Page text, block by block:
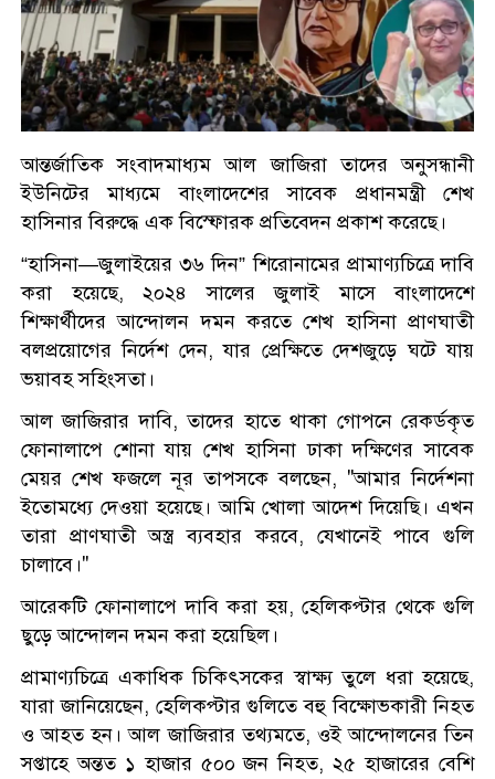
আন্তর্জাতিক সংবাদমাধ্যম আল জাজিরা তাদের অনুসন্ধানী
ইউনিটের মাধ্যমে বাংলাদেশের সাবেক প্রধানমন্ত্রী শেখ
হাসিনার বিরুদ্ধে এক বিস্ফোরক প্রতিবেদন প্রকাশ করেছে।
“হাসিনা—জুলাইয়ের ৩৬ দিন” শিরোনামের প্রামাণ্যচিত্রে দাবি
করা হয়েছে, ২০২৪ সালের জুলাই মাসে বাংলাদেশে
শিক্ষার্থীদের আন্দোলন দমন করতে শেখ হাসিনা প্রাণঘাতী
বলপ্রয়োগের নির্দেশ দেন, যার প্রেক্ষিতে দেশজুড়ে ঘটে যায়
ভয়াবহ সহিংসতা।
আল জাজিরার দাবি, তাদের হাতে থাকা গোপনে রেকর্ডকৃত
ফোনালাপে শোনা যায় শেখ হাসিনা ঢাকা দক্ষিণের সাবেক
মেয়র শেখ ফজলে নূর তাপসকে বলছেন, "আমার নির্দেশনা
ইতোমধ্যে দেওয়া হয়েছে। আমি খোলা আদেশ দিয়েছি। এখন
তারা প্রাণঘাতী অস্ত্র ব্যবহার করবে, যেখানেই পাবে গুলি
চালাবে।"
আরেকটি ফোনালাপে দাবি করা হয়, হেলিকপ্টার থেকে গুলি
ছুড়ে আন্দোলন দমন করা হয়েছিল।
প্রামাণ্যচিত্রে একাধিক চিকিৎসকের স্বাক্ষ্য তুলে ধরা হয়েছে,
যারা জানিয়েছেন, হেলিকপ্টার গুলিতে বহু বিক্ষোভকারী নিহত
ও আহত হন। আল জাজিরার তথ্যমতে, ওই আন্দোলনের তিন
সপ্তাহে অন্তত ১ হাজার ৫০০ জন নিহত, ২৫ হাজারের বেশি